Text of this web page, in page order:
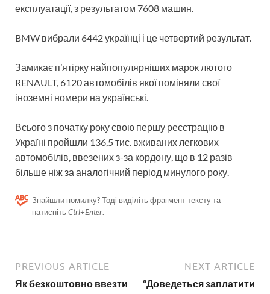
експлуатації, з результатом 7608 машин.
BMW вибрали 6442 українці і це четвертий результат.
Замикає п’ятірку найпопулярніших марок лютого
RENAULT, 6120 автомобілів якої поміняли свої
іноземні номери на українські.
Всього з початку року свою першу реєстрацію в
Україні пройшли 136,5 тис. вживаних легкових
автомобілів, ввезених з-за кордону, що в 12 разів
більше ніж за аналогічний період минулого року.
Знайшли помилку? Тоді виділіть фрагмент тексту та
натисніть Ctrl+Enter.
PREVIOUS ARTICLE
Як безкоштовно ввезти
NEXT ARTICLE
“Доведеться заплатити